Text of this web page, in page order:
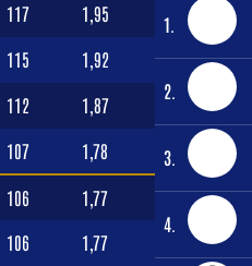
117 1,95
115 1,92
112 1,87
107 1,78
106 1,77
106 1,77
1.
2.
3.
4.